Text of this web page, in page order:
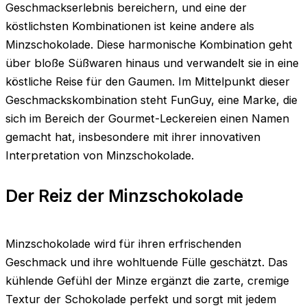
Geschmackserlebnis bereichern, und eine der
köstlichsten Kombinationen ist keine andere als
Minzschokolade. Diese harmonische Kombination geht
über bloße Süßwaren hinaus und verwandelt sie in eine
köstliche Reise für den Gaumen. Im Mittelpunkt dieser
Geschmackskombination steht FunGuy, eine Marke, die
sich im Bereich der Gourmet-Leckereien einen Namen
gemacht hat, insbesondere mit ihrer innovativen
Interpretation von Minzschokolade.
Der Reiz der Minzschokolade
Minzschokolade wird für ihren erfrischenden
Geschmack und ihre wohltuende Fülle geschätzt. Das
kühlende Gefühl der Minze ergänzt die zarte, cremige
Textur der Schokolade perfekt und sorgt mit jedem